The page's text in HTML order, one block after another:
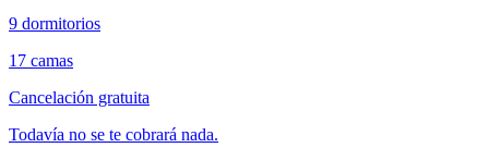
9 dormitorios
17 camas
Cancelación gratuita
Todavía no se te cobrará nada.